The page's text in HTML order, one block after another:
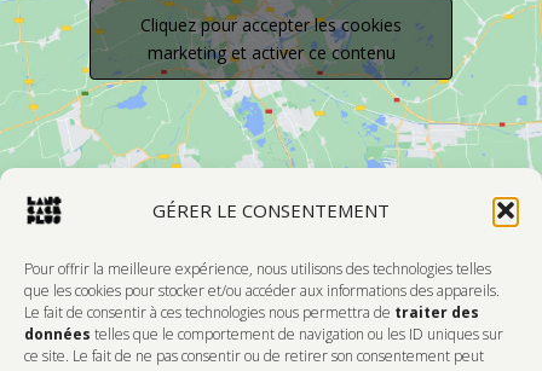
GÉRER LE CONSENTEMENT
Pour offrir la meilleure expérience, nous utilisons des technologies telles
que les cookies pour stocker et/ou accéder aux informations des appareils.
Le fait de consentir à ces technologies nous permettra de traiter des
données telles que le comportement de navigation ou les ID uniques sur
ce site. Le fait de ne pas consentir ou de retirer son consentement peut
Cliquez pour accepter les cookies
marketing et activer ce contenu
Devenir Membre